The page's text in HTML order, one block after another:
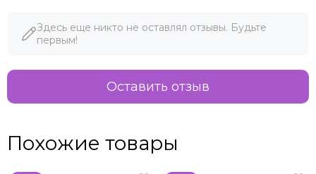
Здесь еще никто не оставлял отзывы. Будьте
первым!
Оставить отзыв
Похожие товары